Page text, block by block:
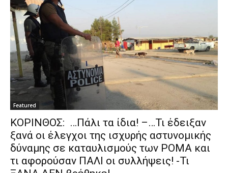
Featured
ΚΟΡΙΝΘΟΣ: …Πάλι τα ίδια! –…Τι έδειξαν
ξανά οι έλεγχοι της ισχυρής αστυνομικής
δύναμης σε καταυλισμούς των ΡΟΜΑ και
τι αφορούσαν ΠΑΛΙ οι συλλήψεις! -Τι